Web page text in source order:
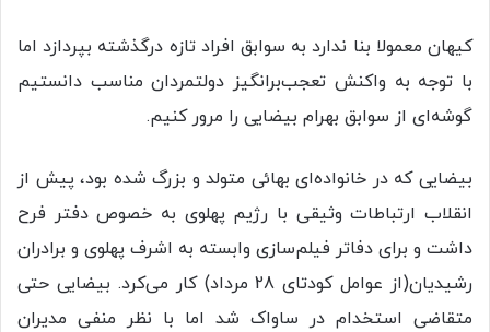
کیهان معمولا بنا ندارد به سوابق افراد تازه درگذشته بپردازد اما
با توجه به واکنش تعجب‌برانگیز دولتمردان مناسب دانستیم
گوشه‌ای از سوابق بهرام بیضایی را مرور کنیم.
بیضایی که در خانواده‌ای بهائی متولد و بزرگ شده بود، پیش از
انقلاب ارتباطات وثیقی با رژیم پهلوی به خصوص دفتر فرح
داشت و برای دفاتر فیلم‌سازی وابسته به اشرف پهلوی و برادران
رشیدیان(از عوامل کودتای 28 مرداد) کار می‌کرد. بیضایی حتی
متقاضی استخدام در ساواک شد اما با نظر منفی مدیران